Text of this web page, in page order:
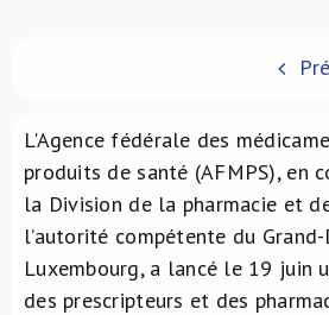
À propos de nous
L'Agence fédérale des
produits de santé (AFMPS), en
la Division de la pharmacie et
l’autorité compétente du Grand-
Luxembourg, a lancé le 19 juin
des prescripteurs et des